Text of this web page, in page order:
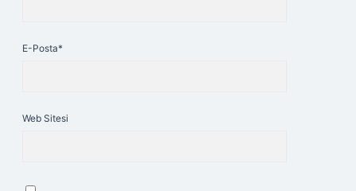
E-Posta*
Web Sitesi